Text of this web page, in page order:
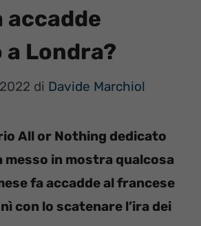
accadde
Londra?
di Davide Marchiol
All or Nothing dedicato
messo in mostra qualcosa
fa accadde al francese
con lo scatenare l’ira dei